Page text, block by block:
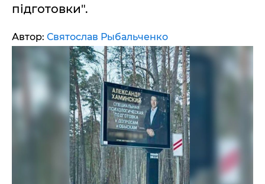
підготовки".
Автор: Святослав Рыбальченко